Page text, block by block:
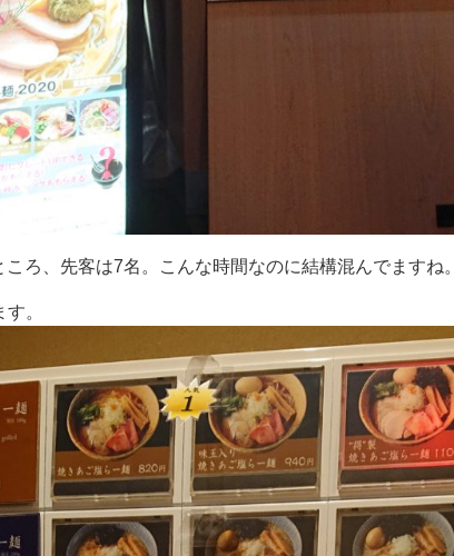
ろ、先客は7名。こんな時間なのに結構混んでますね。
。